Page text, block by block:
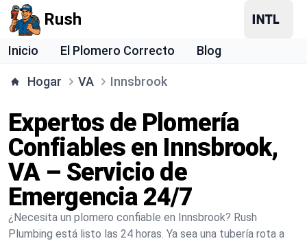
Rush
Inicio El Plomero Correcto Blog
Hogar VA Innsbrook
Expertos de Plomería
Confiables en Innsbrook,
VA – Servicio de
Emergencia 24/7
¿Necesita un plomero confiable en Innsbrook? Rush
Plumbing está listo las 24 horas. Ya sea una tubería rota a